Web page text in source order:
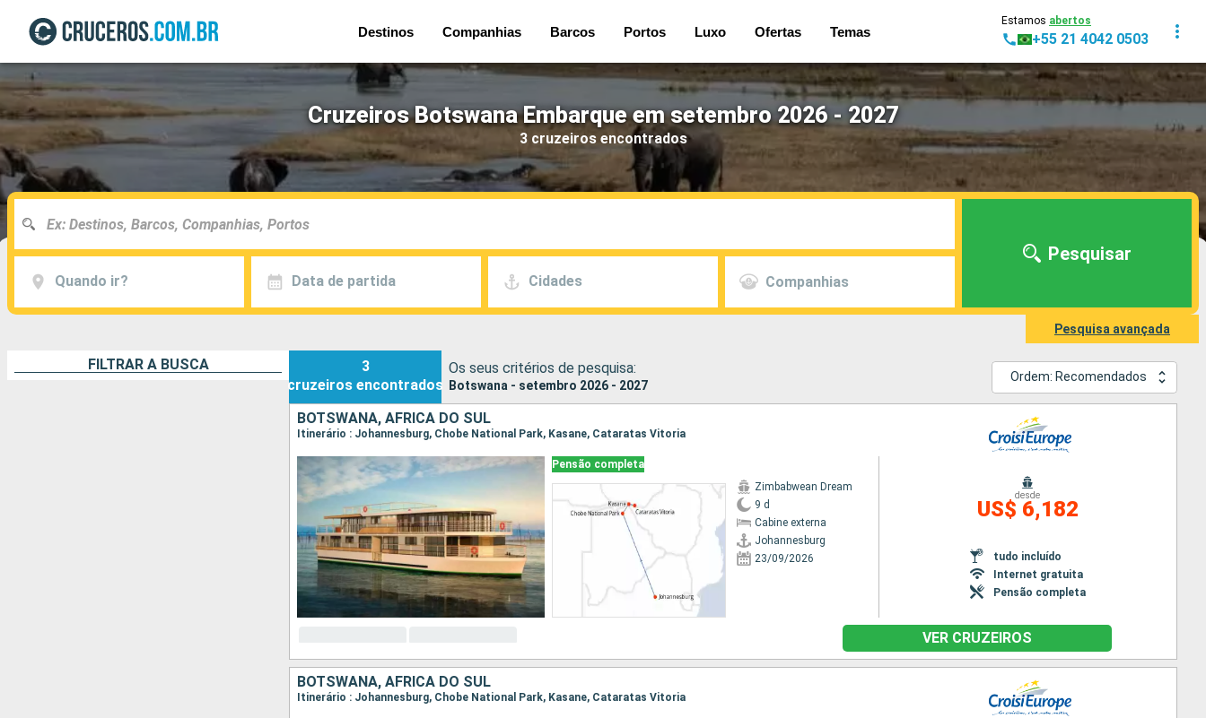
Destinos Companhias Barcos Portos Luxo Ofertas Temas
Estamos abertos
+55 21 4042 0503
Cruzeiros Botswana Embarque em setembro 2026 - 2027
3 cruzeiros encontrados
Quando ir? Data de partida Cidades Companhias
Pesquisar
Pesquisa avançada
FILTRAR A BUSCA
3
cruzeiros encontrados
Os seus critérios de pesquisa:
Botswana - setembro 2026 - 2027
Ordem: Recomendados
BOTSWANA, AFRICA DO SUL
Itinerário : Johannesburg, Chobe National Park, Kasane, Cataratas Vitoria
Pensão completa
Zimbabwean Dream
9 d
Cabine externa
Johannesburg
23/09/2026
desde
US$ 6,182
tudo incluído
Internet gratuita
Pensão completa
VER CRUZEIROS
BOTSWANA, AFRICA DO SUL
Itinerário : Johannesburg, Chobe National Park, Kasane, Cataratas Vitoria